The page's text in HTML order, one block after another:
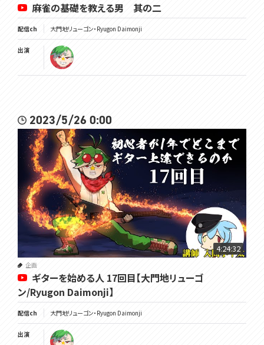
麻雀の基礎を教える男 其の二
配信ch 大門地リューゴン・Ryugon Daimonji
出演
2023/5/26 0:00
4:24:32
企画
ギターを始める人 17回目【大門地リューゴ
ン/Ryugon Daimonji】
配信ch 大門地リューゴン・Ryugon Daimonji
出演